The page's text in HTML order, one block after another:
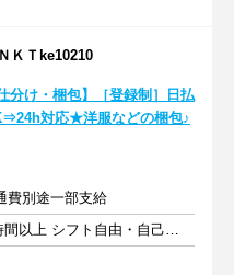
ＫＴke10210
分け・梱包】［登録制］日払
対応★洋服などの梱包♪
費別途一部支給
週3日以上 1日4時間以上 シフト自由・自己申告